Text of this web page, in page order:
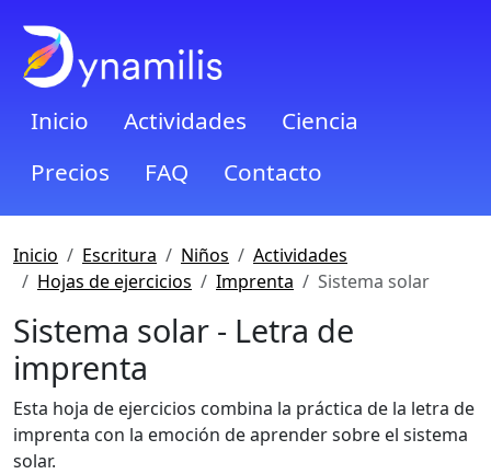
Inicio Actividades
Ciencia
Precios
FAQ Contacto
Inicio Escritura Niños
Actividades
Hojas de ejercicios
Imprenta Sistema solar
Sistema solar - Letra de
imprenta
Esta hoja de ejercicios combina la práctica de la letra de
imprenta con la emoción de aprender sobre el sistema
solar.